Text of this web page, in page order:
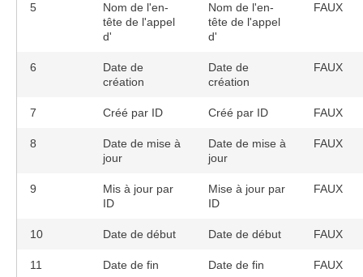
5
Nom de l'en-
tête de l'appel
d'
Nom de l'en-
tête de l'appel
d'
FAUX
6
Date de
création
Date de
création
FAUX
7 Créé par ID Créé par ID FAUX
8
Date de mise à
jour
Date de mise à
jour
FAUX
9
Mis à jour par
ID
Mise à jour par
ID
FAUX
10 Date de début Date de début FAUX
11 Date de fin Date de fin FAUX